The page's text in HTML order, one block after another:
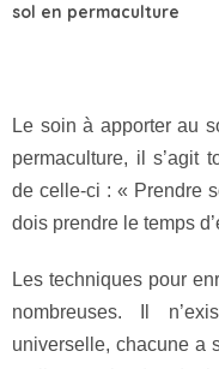
sol en permaculture
Le soin à apporter au
permaculture, il s’agit
de celle-ci : « Prendre
dois prendre le temps
Les techniques pour
nombreuses. Il
universelle, chacune a